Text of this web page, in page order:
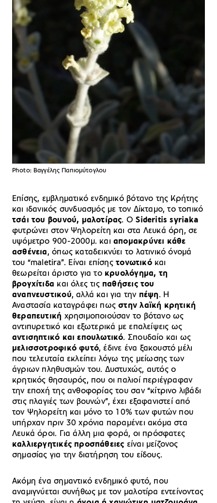
Photo: Βαγγέλης Παπιομύτογλου
Επίσης, εμβληματικό ενδημικό βότανο της Κρήτης
και ιδανικός συνδυασμός με τον Δίκταμο, το τοπικό
τσάι του βουνού, μαλοτίρας. OSideritis syriaka
φυτρώνει στον Ψηλορείτη και στα Λευκά όρη, σε
υψόμετρο 900-2000μ. καιαπομακρύνει κάθε
ασθένεια, όπως καταδεικνύει το λατινικό όνομά
του “maletira”. Είναι επίσηςτονωτικόκαι
θεωρείται άριστο για το κρυολόγημα, τη
βρογχίτιδα και όλες τιςπαθήσεις του
αναπνευστικού, αλλά και για την πέψη. Η
Αναστασία καταγράφει πωςστην λαϊκή κρητική
θεραπευτική χρησιμοποιούσαν το βότανο ως
αντιπυρετικό και εξωτερικά με επαλείψεις ως
αντισηπτικό και επουλωτικό. Σπουδαίο και ως
μελισσοτροφικό φυτό, έδινε ένα ξακουστό μέλι
που τελευταία εκλείπει λόγω της μείωσης των
άγριων πληθυσμών του. Δυστυχώς, αυτός ο
κρητικός θησαυρός, που οι παλιοί περιέγραφαν
την εποχή της ανθοφορίας του σαν “κίτρινο λιβάδι
στις πλαγιές των βουνών”, έχει εξαφανιστεί από
τον Ψηλορείτη και μόνο το 10% των φυτών που
υπήρχαν πριν 30 χρόνια παραμένει ακόμα στα
Λευκά όροι. Για άλλη μια φορά, οι πρόσφατες
καλλιεργητικές προσπάθειες είναι μείζονος
σημασίας για την διατήρηση του είδους.
Ακόμη ένα σημαντικό ενδημικό φυτό, που
αναμιγνύεται συνήθως με τον μαλοτίρα εντείνοντας